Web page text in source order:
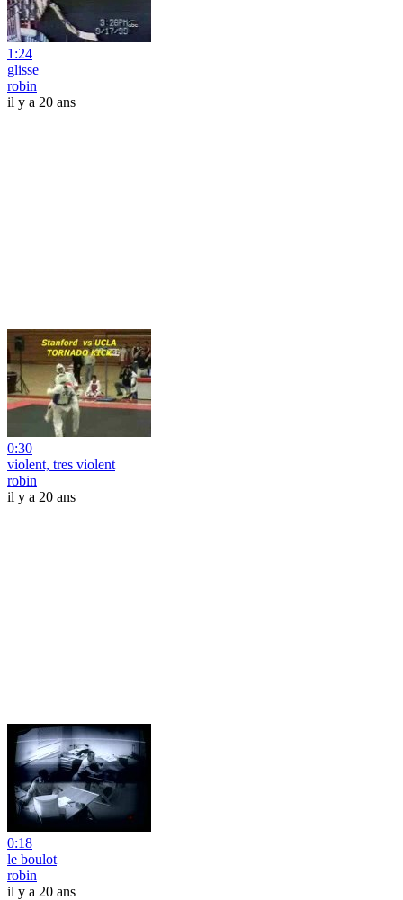
1:24
glisse
robin
il y a 20 ans
0:30
violent, tres violent
robin
il y a 20 ans
0:18
le boulot
robin
il y a 20 ans